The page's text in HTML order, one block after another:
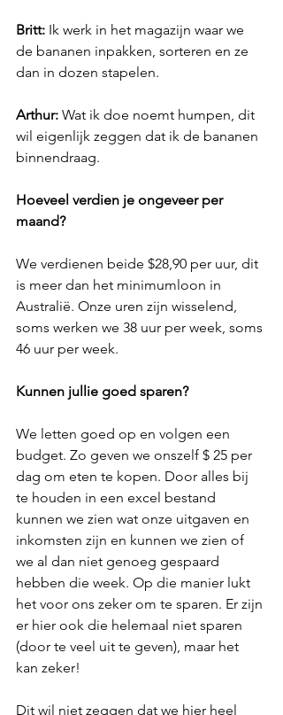
Britt: Ik werk in het magazijn waar we
de bananen inpakken, sorteren en ze
dan in dozen stapelen.
Arthur: Wat ik doe noemt humpen, dit
wil eigenlijk zeggen dat ik de bananen
binnendraag.
Hoeveel verdien je ongeveer per
maand?
We verdienen beide $28,90 per uur, dit
is meer dan het minimumloon in
Australië. Onze uren zijn wisselend,
soms werken we 38 uur per week, soms
46 uur per week.
Kunnen jullie goed sparen?
We letten goed op en volgen een
budget. Zo geven we onszelf $ 25 per
dag om eten te kopen. Door alles bij
te houden in een excel bestand
kunnen we zien wat onze uitgaven en
inkomsten zijn en kunnen we zien of
we al dan niet genoeg gespaard
hebben die week. Op die manier lukt
het voor ons zeker om te sparen. Er zijn
er hier ook die helemaal niet sparen
(door te veel uit te geven), maar het
kan zeker!
Dit wil niet zeggen dat we hier heel